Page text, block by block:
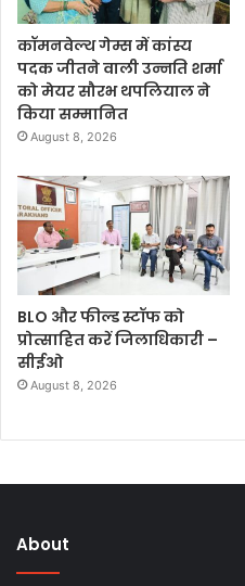
कॉमनवेल्थ गेम्स में कांस्य
पदक जीतने वाली उन्नति शर्मा
को मेयर सौरभ थपलियाल ने
किया सम्मानित
August 8, 2026
BLO और फील्ड स्टॉफ को
प्रोत्साहित करें जिलाधिकारी –
सीईओ
August 8, 2026
About